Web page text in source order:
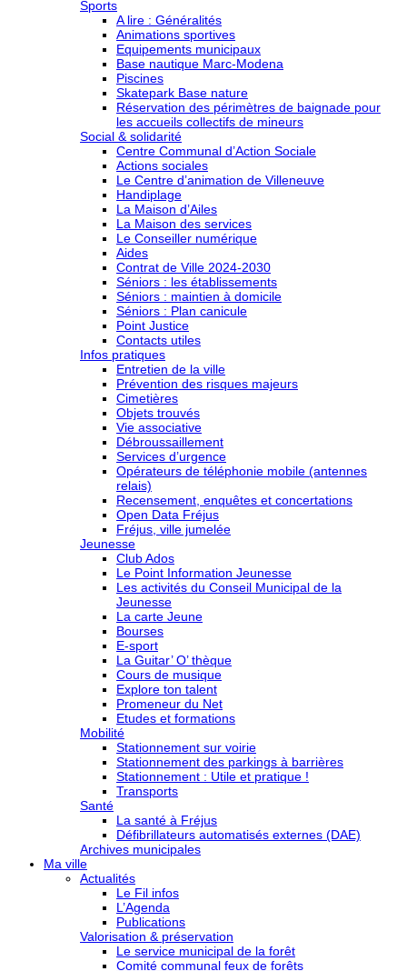
Sports
A lire : Généralités
Animations sportives
Equipements municipaux
Base nautique Marc-Modena
Piscines
Skatepark Base nature
Réservation des périmètres de baignade pour
les accueils collectifs de mineurs
Social & solidarité
Centre Communal d’Action Sociale
Actions sociales
Le Centre d’animation de Villeneuve
Handiplage
La Maison d’Ailes
La Maison des services
Le Conseiller numérique
Aides
Contrat de Ville 2024-2030
Séniors : les établissements
Séniors : maintien à domicile
Séniors : Plan canicule
Point Justice
Contacts utiles
Infos pratiques
Entretien de la ville
Prévention des risques majeurs
Cimetières
Objets trouvés
Vie associative
Débroussaillement
Services d’urgence
Opérateurs de téléphonie mobile (antennes
relais)
Recensement, enquêtes et concertations
Open Data Fréjus
Fréjus, ville jumelée
Jeunesse
Club Ados
Le Point Information Jeunesse
Les activités du Conseil Municipal de la
Jeunesse
La carte Jeune
Bourses
E-sport
La Guitar’ O’ thèque
Cours de musique
Explore ton talent
Promeneur du Net
Etudes et formations
Mobilité
Stationnement sur voirie
Stationnement des parkings à barrières
Stationnement : Utile et pratique !
Transports
Santé
La santé à Fréjus
Défibrillateurs automatisés externes (DAE)
Archives municipales
Ma ville
Actualités
Le Fil infos
L’Agenda
Publications
Valorisation & préservation
Le service municipal de la forêt
Comité communal feux de forêts